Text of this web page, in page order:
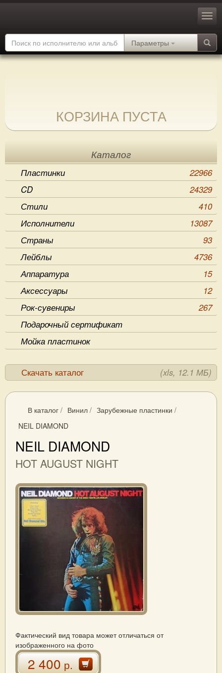
Параметры
КОРЗИНА ПУСТА
Каталог
Пластинки
22966
CD
24329
Стили
410
Исполнители
13087
Страны
93
Лейблы
4736
Аппаратура
15
Аксессуары
12
Рок-сувениры
267
Подарочный сертификат
Мойка пластинок
Скачать каталог (xls, 12.1 МБ)
В каталог / Винил / Зарубежные пластинки /
NEIL DIAMOND
NEIL DIAMOND
HOT AUGUST NIGHT
Фактический вид товара может отличаться от
изображенного на фото
2 400р.